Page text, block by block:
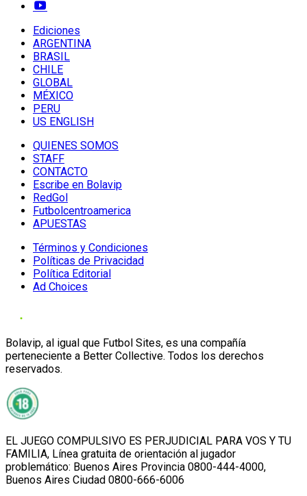
Ediciones
ARGENTINA
BRASIL
CHILE
GLOBAL
MÉXICO
PERU
US ENGLISH
QUIENES SOMOS
STAFF
CONTACTO
Escribe en Bolavip
RedGol
Futbolcentroamerica
APUESTAS
Términos y Condiciones
Políticas de Privacidad
Política Editorial
Ad Choices
Bolavip, al igual que Futbol Sites, es una compañía
perteneciente a Better Collective. Todos los derechos
reservados.
EL JUEGO COMPULSIVO ES PERJUDICIAL PARA VOS Y TU
FAMILIA, Línea gratuita de orientación al jugador
problemático: Buenos Aires Provincia 0800-444-4000,
Buenos Aires Ciudad 0800-666-6006